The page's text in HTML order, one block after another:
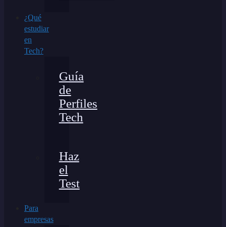
¿Qué
estudiar
en
Tech?
Guía
de
Perfiles
Tech
Haz
el
Test
Para
empresas